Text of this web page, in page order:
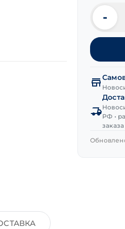
товара
Ключ
14 мм
-
РФ •
заказа